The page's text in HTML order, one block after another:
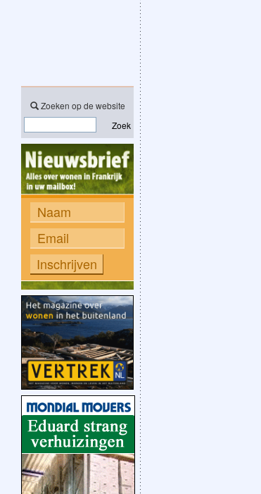
Zoeken op de website
Zoek